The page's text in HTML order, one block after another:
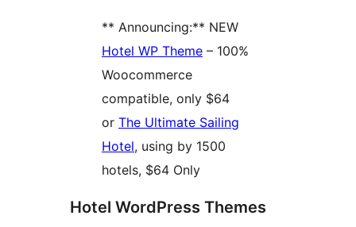
** Announcing:** NEW
Hotel WP Theme – 100%
Woocommerce
compatible, only $64
or The Ultimate Sailing
Hotel, using by 1500
hotels, $64 Only
Hotel WordPress Themes